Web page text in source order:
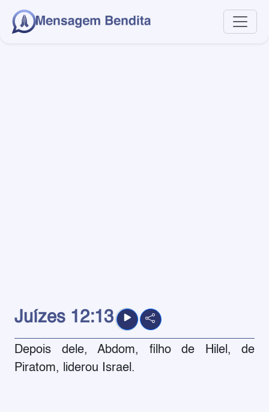
Juízes 12:13
Depois dele, Abdom, filho de Hilel, de
Piratom, liderou Israel.